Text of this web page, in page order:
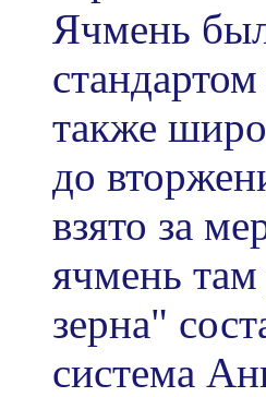
Ячмень
также
до
взято за
ячмень
зерна"
система